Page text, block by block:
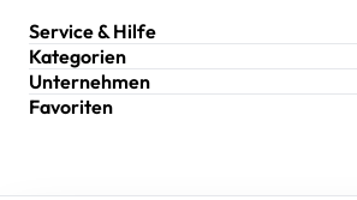
Service & Hilfe
Kategorien
Unternehmen
Favoriten